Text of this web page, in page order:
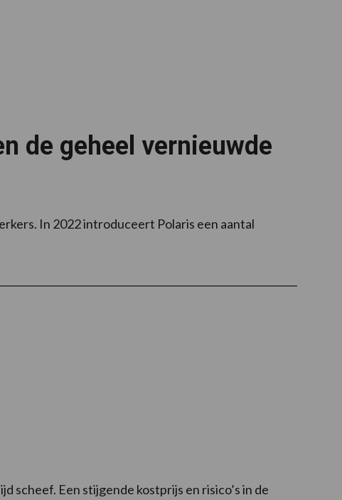
de geheel vernieuwde
In 2022 introduceert Polaris een aantal
scheef. Een stijgende kostprijs en risico’s in de